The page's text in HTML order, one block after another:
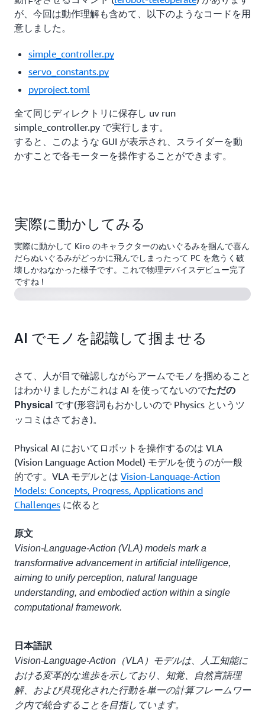
が、今回は動作理解も含めて、以下のようなコードを用
意しました。
simple_controller.py
servo_constants.py
pyproject.toml
全て同じディレクトリに保存し uv run
simple_controller.py で実行します。
すると、このような GUI が表示され、スライダーを動
かすことで各モーターを操作することができます。
実際に動かしてみる
実際に動かして Kiro のキャラクターのぬいぐるみを掴んで喜ん
だらぬいぐるみがどっかに飛んでしまったって PC を危うく破
壊しかねなかった様子です。これで物理デバイスデビュー完了
ですね !
AI でモノを認識して掴ませる
さて、人が目で確認しながらアームでモノを掴めること
はわかりましたがこれは AI を使ってないのでただの
Physical です(形容詞もおかしいので Physics というツ
ッコミはさておき)。
Physical AI においてロボットを操作するのは VLA
(Vision Language Action Model) モデルを使うのが一般
的です。VLA モデルとは Vision-Language-Action
Models: Concepts, Progress, Applications and
Challenges に依ると
原文
Vision-Language-Action (VLA) models mark a
transformative advancement in artificial intelligence,
aiming to unify perception, natural language
understanding, and embodied action within a single
computational framework.
日本語訳
Vision-Language-Action（VLA）モデルは、人工知能に
おける変革的な進歩を示しており、知覚、自然言語理
解、および具現化された行動を単一の計算フレームワー
ク内で統合することを目指しています。